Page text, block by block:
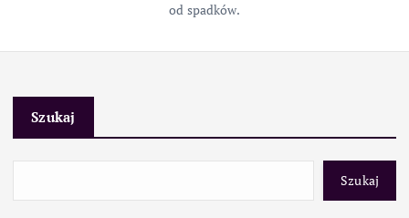
od spadków.
Szukaj
Szukaj